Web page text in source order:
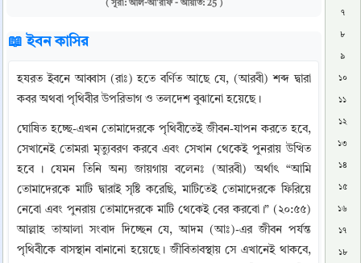
( সূরা: আল-আ'রাফ - আয়াত: 25 )
📖 ইবন কাসির
হযরত ইবনে আব্বাস (রাঃ) হতে বর্ণিত আছে যে, (আরবী) শব্দ দ্বারা
কবর অথবা পৃথিবীর উপরিভাগ ও তলদেশ বুঝানো হয়েছে।
ঘোষিত হচ্ছে-এখন তোমাদেরকে পৃথিবীতেই জীবন-যাপন করতে হবে,
সেখানেই তোমরা মৃত্যুবরণ করবে এবং সেখান থেকেই পুনরায় উত্থিত
হবে । যেমন তিনি অন্য জায়গায় বলেনঃ (আরবী) অর্থাৎ “আমি
তোমাদেরকে মাটি দ্বারাই সৃষ্টি করেছি, মাটিতেই তোমাদেরকে ফিরিয়ে
নেবো এবং পুনরায় তোমাদেরকে মাটি থেকেই বের করবো।” (২০:৫৫)
আল্লাহ তাআলা সংবাদ দিচ্ছেন যে, আদম (আঃ)-এর জীবন পর্যন্ত
পৃথিবীকে বাসস্থান বানানো হয়েছে। জীবিতাবস্থায় সে এখানেই থাকবে,
৭
৮
৯
১০
১১
১২
১৩
১৪
১৫
১৬
১৭
১৮